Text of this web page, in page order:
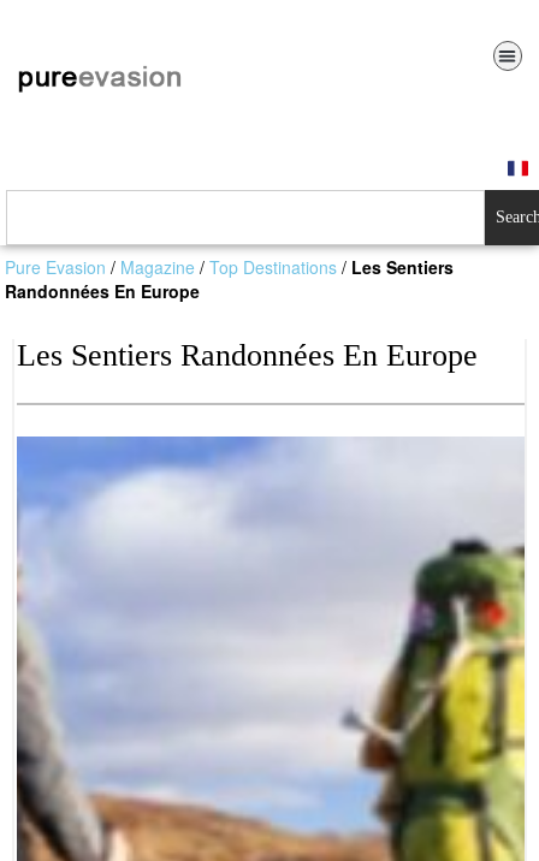
Pure Evasion / Magazine /Top Destinations / Les Sentiers
Randonnées En Europe
Les Sentiers Randonnées En Europe